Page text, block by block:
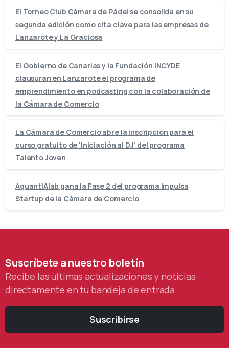
El Torneo Club Cámara de Pádel se consolida en su
segunda edición como cita clave para las empresas de
Lanzarote y La Graciosa
El Gobierno de Canarias y la Fundación INCYDE
clausuran en Lanzarote el programa de
emprendimiento en podcasting con la colaboración de
la Cámara de Comercio
La Cámara de Comercio abre la inscripción para el
curso gratuito de ‘Iniciación al DJ’ del programa
Talento Joven
AquantIAlab gana la Fase 2 del programa Impulsa
Startup de la Cámara de Comercio
Suscríbeteanuestro boletín
Recibe las últimas actualizaciones y noticias
directamente en tu bandeja de entrada.
Suscribirse